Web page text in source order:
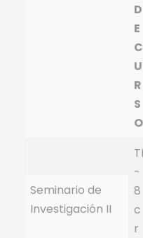
D
E
C
U
R
S
O
TI
-
8
c
r
Seminario de
Investigación II